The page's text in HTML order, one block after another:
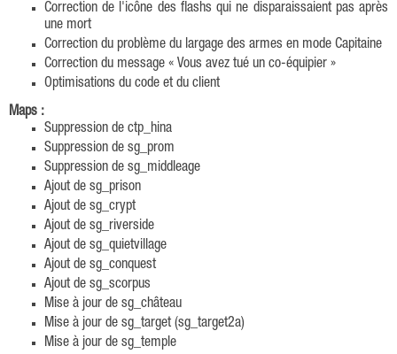
Correction de l'icône des flashs qui ne disparaissaient pas après
une mort
Correction du problème du largage des armes en mode Capitaine
Correction du message « Vous avez tué un co-équipier »
Optimisations du code et du client
Maps :
Suppression de ctp_hina
Suppression de sg_prom
Suppression de sg_middleage
Ajout de sg_prison
Ajout de sg_crypt
Ajout de sg_riverside
Ajout de sg_quietvillage
Ajout de sg_conquest
Ajout de sg_scorpus
Mise à jour de sg_château
Mise à jour de sg_target (sg_target2a)
Mise à jour de sg_temple